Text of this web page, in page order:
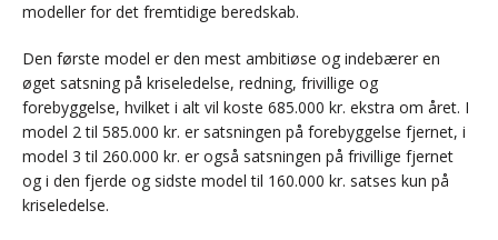
modeller for det fremtidige beredskab.
Den første model er den mest ambitiøse og indebærer en
øget satsning på kriseledelse, redning, frivillige og
forebyggelse, hvilket i alt vil koste 685.000 kr. ekstra om året. I
model 2 til 585.000 kr. er satsningen på forebyggelse fjernet, i
model 3 til 260.000 kr. er også satsningen på frivillige fjernet
og i den fjerde og sidste model til 160.000 kr. satses kun på
kriseledelse.